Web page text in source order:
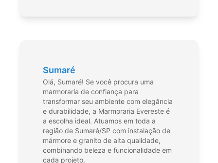
Sumaré
Olá, Sumaré! Se você procura uma
marmoraria de confiança para
transformar seu ambiente com elegância
e durabilidade, a Marmoraria Evereste é
a escolha ideal. Atuamos em toda a
região de Sumaré/SP com instalação de
mármore e granito de alta qualidade,
combinando beleza e funcionalidade em
cada projeto.